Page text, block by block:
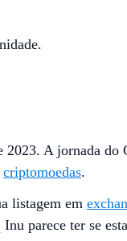
2023. A jornada do
criptomoedas.
listagem em
parece ter se